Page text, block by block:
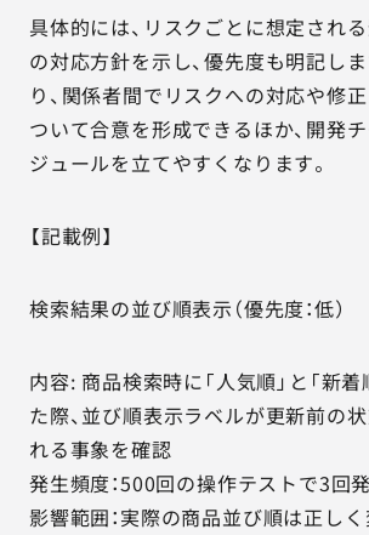
具体的には、リスクごとに想定され
の対応方針を示し、優先度も明記し
り、関係者間でリスクへの対応や修
ついて合意を形成できるほか、開発
ジュールを立てやすくなります。
【記載例】
検索結果の並び順表示（優先度：低）
内容: 商品検索時に「人気順」と「新
た際、並び順表示ラベルが更新前の
れる事象を確認
発生頻度：500回の操作テストで3回発
影響範囲：実際の商品並び順は正し